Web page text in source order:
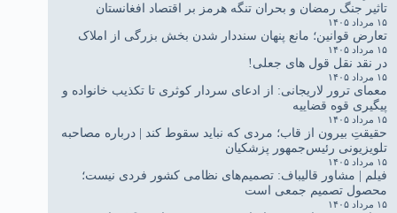
تاثیر جنگ رمضان و بحران تنگه هرمز بر اقتصاد افغانستان
۱۵ مرداد ۱۴۰۵
تعارض قوانین؛ مانع پنهان سنددار شدن بخش بزرگی از املاک
۱۵ مرداد ۱۴۰۵
در نقد نقل قول های جعلی!
۱۵ مرداد ۱۴۰۵
معمای ترور لاریجانی: از ادعای سردار کوثری تا تکذیب خانواده و
پیگیری قوه قضاییه
۱۵ مرداد ۱۴۰۵
حقیقتِ بیرون از قاب؛ مردی که نباید سقوط کند | درباره مصاحبه
تلویزیونی رئیس‌جمهور پزشکیان
۱۵ مرداد ۱۴۰۵
فیلم | مشاور قالیباف: تصمیم‌های نظامی کشور فردی نیست؛
محصول تصمیم جمعی است
۱۵ مرداد ۱۴۰۵